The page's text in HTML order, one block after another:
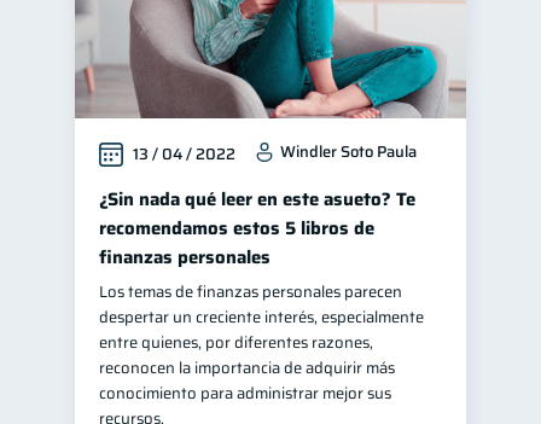
13 / 04 / 2022 Windler Soto Paula
¿Sin nada qué leer en este asueto? Te
recomendamos estos 5 libros de
finanzas personales
Los temas de finanzas personales parecen
despertar un creciente interés, especialmente
entre quienes, por diferentes razones,
reconocen la importancia de adquirir más
conocimiento para administrar mejor sus
recursos.